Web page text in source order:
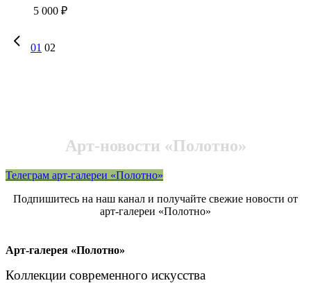
5 000 ₽
01 02
Арт-новости «Полотно»
Телеграм арт-галереи «Полотно»
Подпишитесь на наш канал и получайте свежие новости от
арт-галереи «Полотно»
Арт-галерея «Полотно»
Коллекции современного искусства